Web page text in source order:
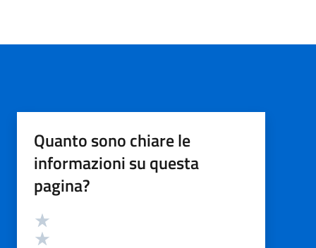
Quanto sono chiare le
informazioni su questa
pagina?
Valutazione